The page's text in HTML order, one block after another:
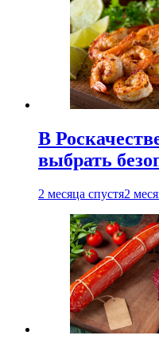
В
выбрать
2 месяца спустя2